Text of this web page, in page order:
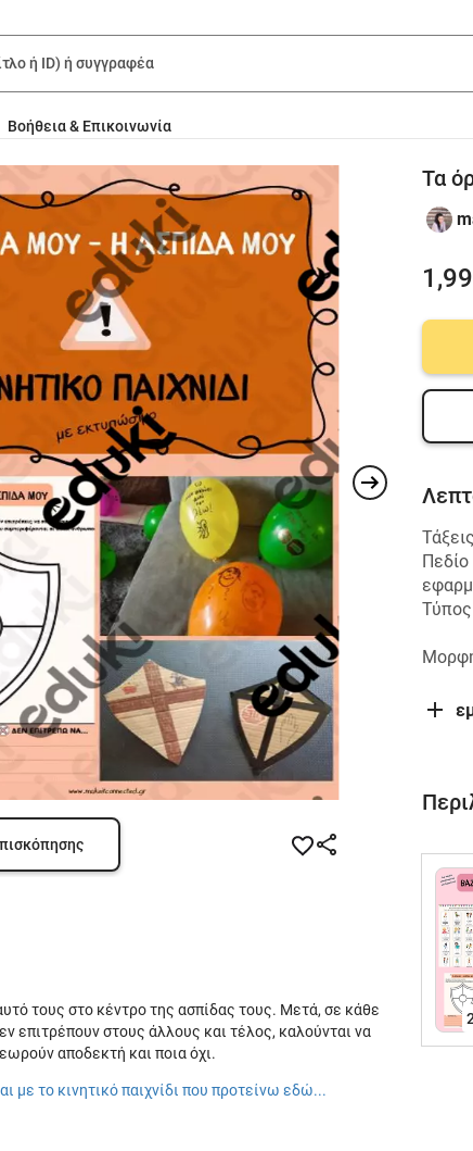
Βοήθεια & Επικοινωνία
τους στο κέντρο της ασπίδας τους. Μετά, σε κάθε
επιτρέπουν στους άλλους και τέλος, καλούνται να
αποδεκτή και ποια όχι.
με το κινητικό παιχνίδι που προτείνω εδώ...
Τα
Πεδίο
Τύπος